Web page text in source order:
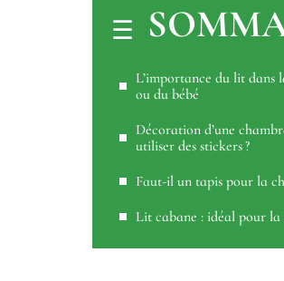
L’importance du lit dans
ou du bébé
Décoration d’une
utiliser des stickers ?
Faut-il un tapis pour la
Lit cabane : idéal pour la